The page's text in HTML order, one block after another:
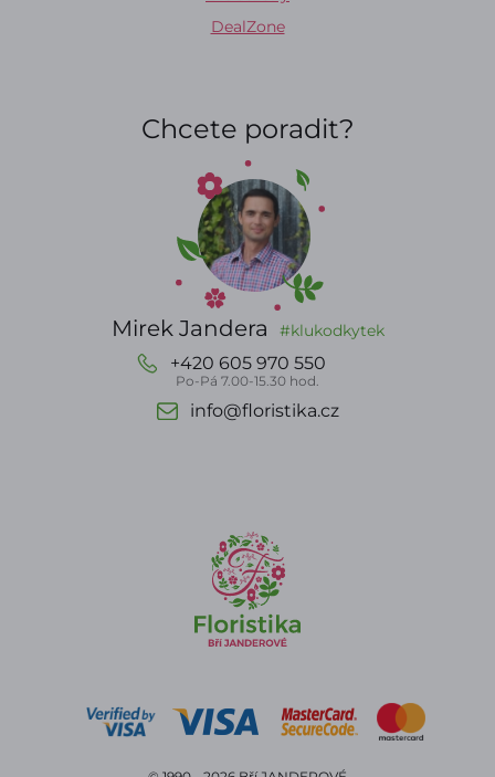
DealZone
Chcete poradit?
Mirek Jandera #klukodkytek
+420 605 970 550
Po-Pá 7.00-15.30 hod.
info@floristika.cz